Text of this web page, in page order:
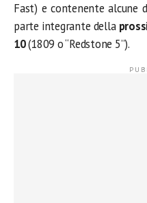
Fast) e contenente alcune
parte integrante della
10(1809 o “Redstone 5”).